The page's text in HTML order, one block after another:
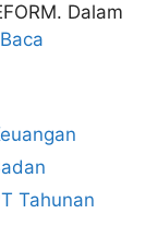
Dalam
Baca
Tahunan